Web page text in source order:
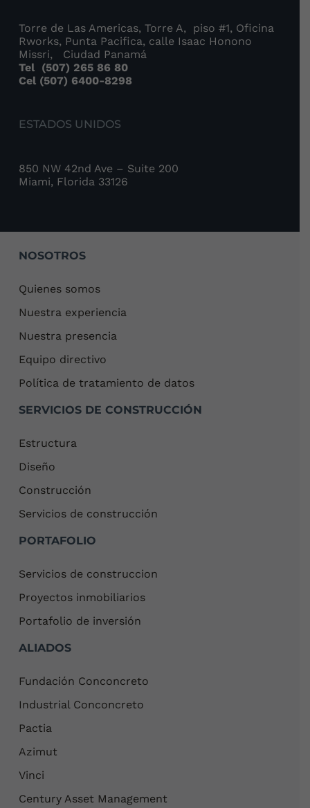
Torre de Las Americas, Torre A, piso #1, Oficina
Rworks, Punta Pacifica, calle Isaac Honono
Missri, Ciudad Panamá
Tel (507) 265 86 80
Cel (507) 6400-8298
ESTADOS UNIDOS
850 NW 42nd Ave – Suite 200
Miami, Florida 33126
NOSOTROS
Quienes somos
Nuestra experiencia
Nuestra presencia
Equipo directivo
Política de tratamiento de datos
SERVICIOS DE CONSTRUCCIÓN
Estructura
Diseño
Construcción
Servicios de construcción
PORTAFOLIO
Servicios de construccion
Proyectos inmobiliarios
Portafolio de inversión
ALIADOS
Fundación Conconcreto
Industrial Conconcreto
Pactia
Azimut
Vinci
Century Asset Management